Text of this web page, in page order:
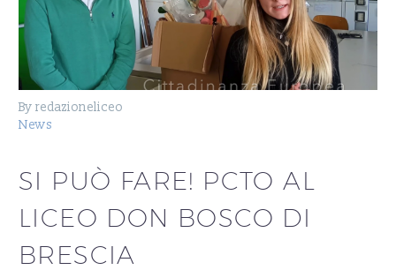
By redazioneliceo
News
SI PUÒ FARE! PCTO AL
LICEO DON BOSCO DI
BRESCIA